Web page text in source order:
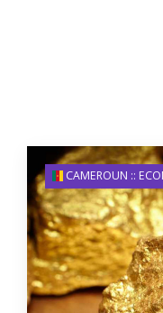
CAMEROUN ::